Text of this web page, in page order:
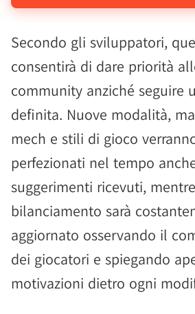
Secondo gli sviluppatori,
consentirà di dare priorità
community anziché seguire
definita. Nuove modalità,
mech e stili di gioco
perfezionati nel tempo
suggerimenti ricevuti,
bilanciamento sarà
aggiornato osservando il
dei giocatori e spiegando
motivazioni dietro ogni